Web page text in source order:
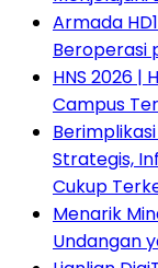
Armada
Beroperasi
HNS 2026 |
Campus
Strategis,
Cukup
Menarik
Undangan